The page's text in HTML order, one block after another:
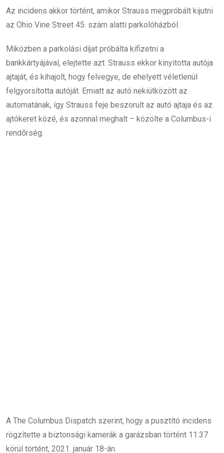
Az incidens akkor történt, amikor Strauss megpróbált kijutni
az Ohio Vine Street 45. szám alatti parkolóházból.
Miközben a parkolási díjat próbálta kifizetni a
bankkártyájával, elejtette azt. Strauss ekkor kinyitotta autója
ajtaját, és kihajolt, hogy felvegye, de ehelyett véletlenül
felgyorsította autóját. Emiatt az autó nekiütközött az
automatának, így Strauss feje beszorult az autó ajtaja és az
ajtókeret közé, és azonnal meghalt – közölte a Columbus-i
rendőrség.
A The Columbus Dispatch szerint, hogy a pusztító incidens
rögzítette a biztonsági kamerák a garázsban történt 11:37
körül történt, 2021. január 18-án.